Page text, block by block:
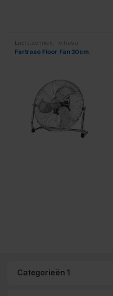
Luchttechniek Fertraso
Fertraso Floor Fan 30cm
Categorieën 1